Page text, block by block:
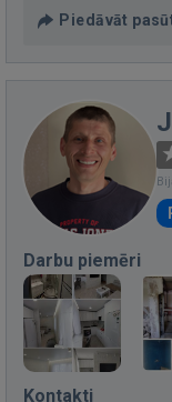
Piedāvāt
Darbu piemēri
Kontakti